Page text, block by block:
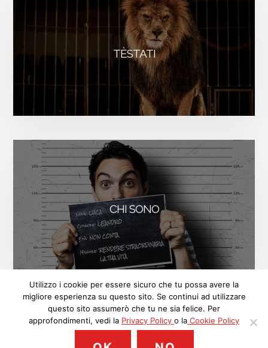
TÈSTATI
CHI SONO
FACEBOOK INSTAGRAM LINKEDIN
ISCRIVITI
Utilizzo i cookie per essere sicuro che tu possa avere la
migliore esperienza su questo sito. Se continui ad utilizzare
questo sito assumerò che tu ne sia felice. Per
approfondimenti, vedi la Privacy Policy o la Cookie Policy